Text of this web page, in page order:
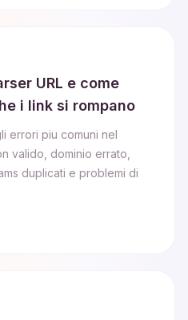
URL e come
i link si rompano
errori piu comuni nel
valido, dominio errato,
duplicati e problemi di